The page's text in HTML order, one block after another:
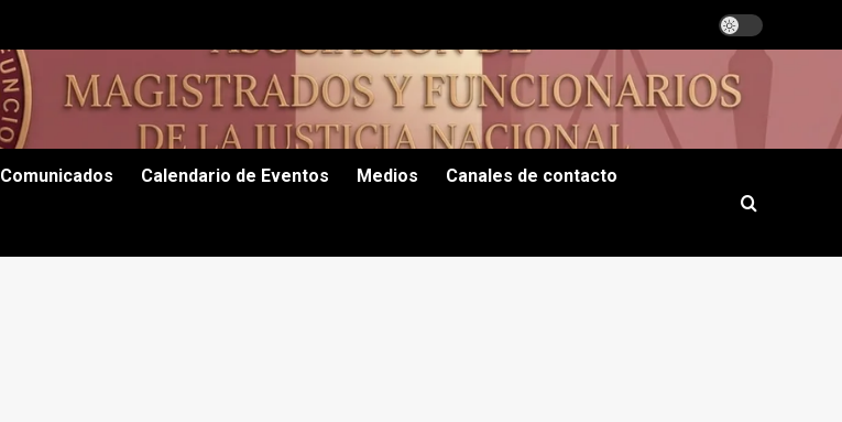
Comunicados Calendario de Eventos Medios Canales de contacto